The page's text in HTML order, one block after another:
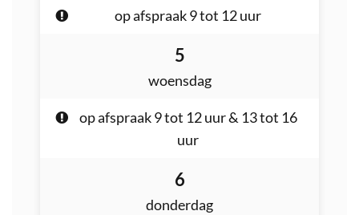
op afspraak9tot 12uur
woensdag
5
op afspraak9tot 12uur& 13tot 16
uur
donderdag
6